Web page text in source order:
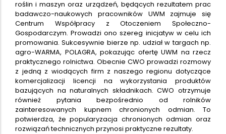
roślin i maszyn oraz urządzeń, będących rezultatem prac
badawczo-naukowych pracowników UWM zajmuje się
Centrum Współpracy z Otoczeniem Społeczno-
Gospodarczym. Prowadzi ono szereg inicjatyw w celu ich
promowania. Sukcesywnie bierze np. udział w targach np.
agro-WARMA, POLAGRA, pokazując ofertę UWM na rzecz
praktycznego rolnictwa. Obecnie CWO prowadzi rozmowy
z jedną z wiodących firm z naszego regionu dotyczące
komercjalizacji licencji na wykorzystania produktów
bazujących na naturalnych składnikach. CWO otrzymuje
również pytania bezpośrednio od rolników
zainteresowanych kupnem chronionych odmian. To
potwierdza, że popularyzacja chronionych odmian oraz
rozwiązań technicznych przynosi praktyczne rezultaty.